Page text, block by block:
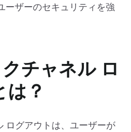
ーザーのセキュリティを強
チャネル ロ
は？
ログアウトは、ユーザーが